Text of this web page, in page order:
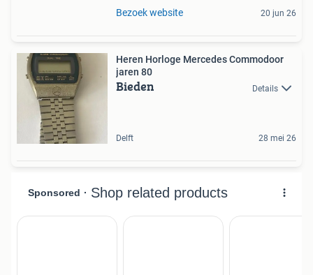
Bezoek website 20 jun 26
Heren Horloge Mercedes Commodoor
jaren 80
Bieden Details
Delft 28 mei 26